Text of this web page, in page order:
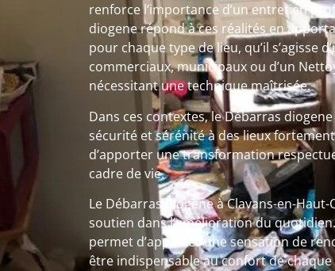
renforce l’importance d’un entretien
diogene répond à ces réalités en
pour chaque type de lieu, qu’il s’agisse
commerciaux, municipaux ou d’un
nécessitant une technique maîtrisée.
Dans ces contextes, le Débarras
sécurité et sérénité à des lieux
d’apporter une transformation
cadre de vie.
Le Débarras diogene à Clavans-en-
soutien dans l’amélioration du
permet d’apporter une sensation de
être indispensable au confort de chaque